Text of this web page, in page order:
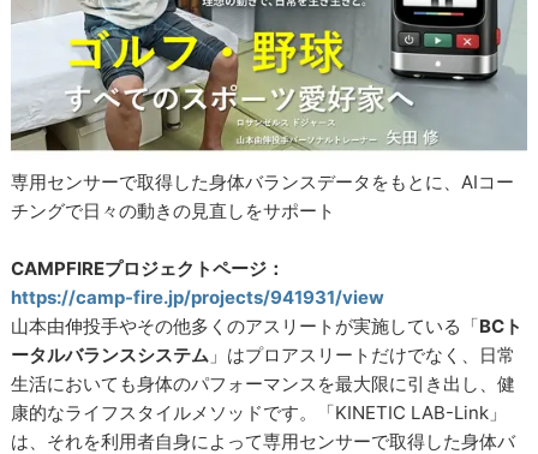
専用センサーで取得した身体バランスデータをもとに、AIコー
チングで日々の動きの見直しをサポート
CAMPFIREプロジェクトページ：
https://camp-fire.jp/projects/941931/view
山本由伸投手やその他多くのアスリートが実施している「BCト
ータルバランスシステム 」はプロアスリートだけでなく、日常
生活においても身体のパフォーマンスを最大限に引き出し、健
康的なライフスタイルメソッドです。「KINETIC LAB-Link」
は、それを利用者自身によって専用センサーで取得した身体バ